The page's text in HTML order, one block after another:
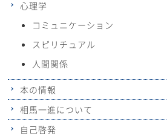
心理学
コミュニケーション
スピリチュアル
人間関係
本の情報
相馬一進について
自己啓発